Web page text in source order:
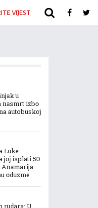
VIJEST ARHIVA
u
nasmrt izbo
autobuskoj
Luke
joj isplati 50
oduzme
rudara: U